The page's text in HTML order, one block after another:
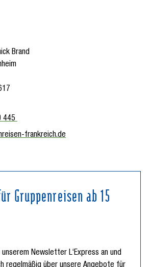
Brand
445
frankreich.de
Gruppenreisen ab 15
Newsletter L‘Express an und